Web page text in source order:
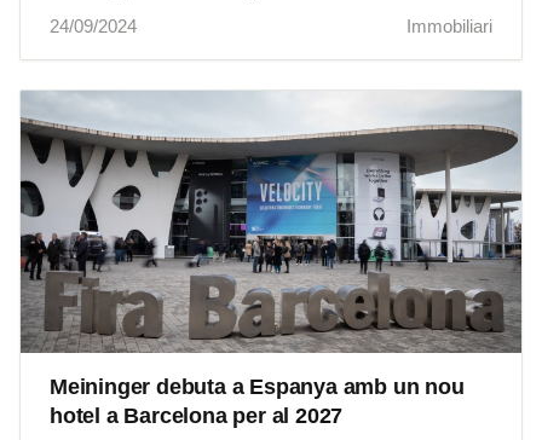
24/09/2024
Immobiliari
Meininger debuta a Espanya amb un nou
hotel a Barcelona per al 2027